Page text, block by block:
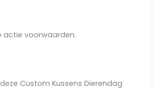
actie voorwaarden.
Custom Kussens Dierendag